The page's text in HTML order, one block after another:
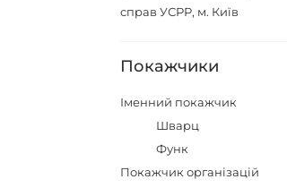
справ УСРР, м. Київ
Покажчики
Іменний покажчик
Шварц
Функ
Покажчик організацій